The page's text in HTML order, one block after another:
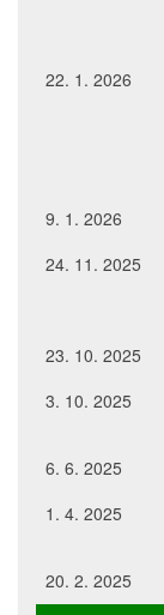
22. 1. 2026
9. 1. 2026
24. 11. 2025
23. 10. 2025
3. 10. 2025
6. 6. 2025
1. 4. 2025
20. 2. 2025